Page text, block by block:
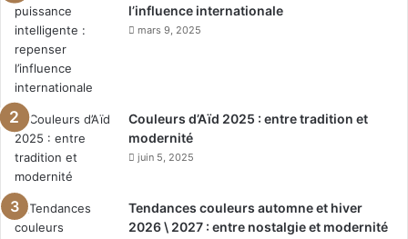
l’influence internationale
mars 9, 2025
Couleurs d’Aïd 2025 : entre tradition et
modernité
juin 5, 2025
Tendances couleurs automne et hiver
2026 \ 2027 : entre nostalgie et modernité